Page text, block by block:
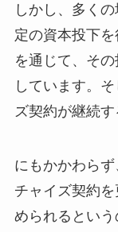
しかし、多く
定の資本投下
を通じて、そ
しています。
ズ契約が継続す
にもかかわら
チャイズ契約
められるとい